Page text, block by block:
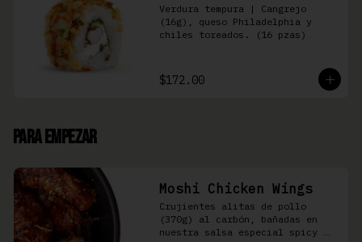
Verdura tempura | Cangrejo
(16g), queso Philadelphia y
chiles toreados. (16 pzas)
$172.00
Para Empezar
Moshi Chicken Wings
Crujientes alitas de pollo
(370g) al carbón, bañadas en
nuestra salsa especial spicy